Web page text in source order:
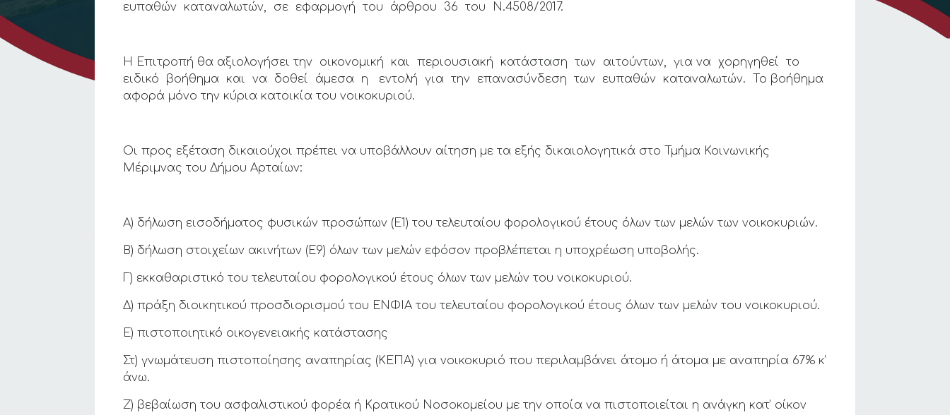
ευπαθών καταναλωτών, σε εφαρμογή του άρθρου 36 του Ν.4508/2017.
Η Επιτροπή θα αξιολογήσει την οικονομική και περιουσιακή κατάσταση των αιτούντων, για να χορηγηθεί το
ειδικό βοήθημα και να δοθεί άμεσα η εντολή για την επανασύνδεση των ευπαθών καταναλωτών. Το βοήθημα
αφορά μόνο την κύρια κατοικία του νοικοκυριού.
Οι προς εξέταση δικαιούχοι πρέπει να υποβάλλουν αίτηση με τα εξής δικαιολογητικά στο Τμήμα Κοινωνικής
Μέριμνας του Δήμου Αρταίων:
Α) δήλωση εισοδήματος φυσικών προσώπων (Ε1) του τελευταίου φορολογικού έτους όλων των μελών των νοικοκυριών.
Β) δήλωση στοιχείων ακινήτων (Ε9) όλων των μελών εφόσον προβλέπεται η υποχρέωση υποβολής.
Γ) εκκαθαριστικό του τελευταίου φορολογικού έτους όλων των μελών του νοικοκυριού.
Δ) πράξη διοικητικού προσδιορισμού του ΕΝΦΙΑ του τελευταίου φορολογικού έτους όλων των μελών του νοικοκυριού.
Ε) πιστοποιητικό οικογενειακής κατάστασης
Στ) γνωμάτευση πιστοποίησης αναπηρίας (ΚΕΠΑ) για νοικοκυριό που περιλαμβάνει άτομο ή άτομα με αναπηρία 67% κ’
άνω.
Ζ) βεβαίωση του ασφαλιστικού φορέα ή Κρατικού Νοσοκομείου με την οποία να πιστοποιείται η ανάγκη κατ’ οίκον